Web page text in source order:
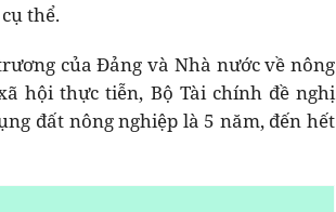
thể.
của Đảng và Nhà nước về nông
hội thực tiễn, Bộ Tài chính đề nghị
đất nông nghiệp là 5 năm, đến hết